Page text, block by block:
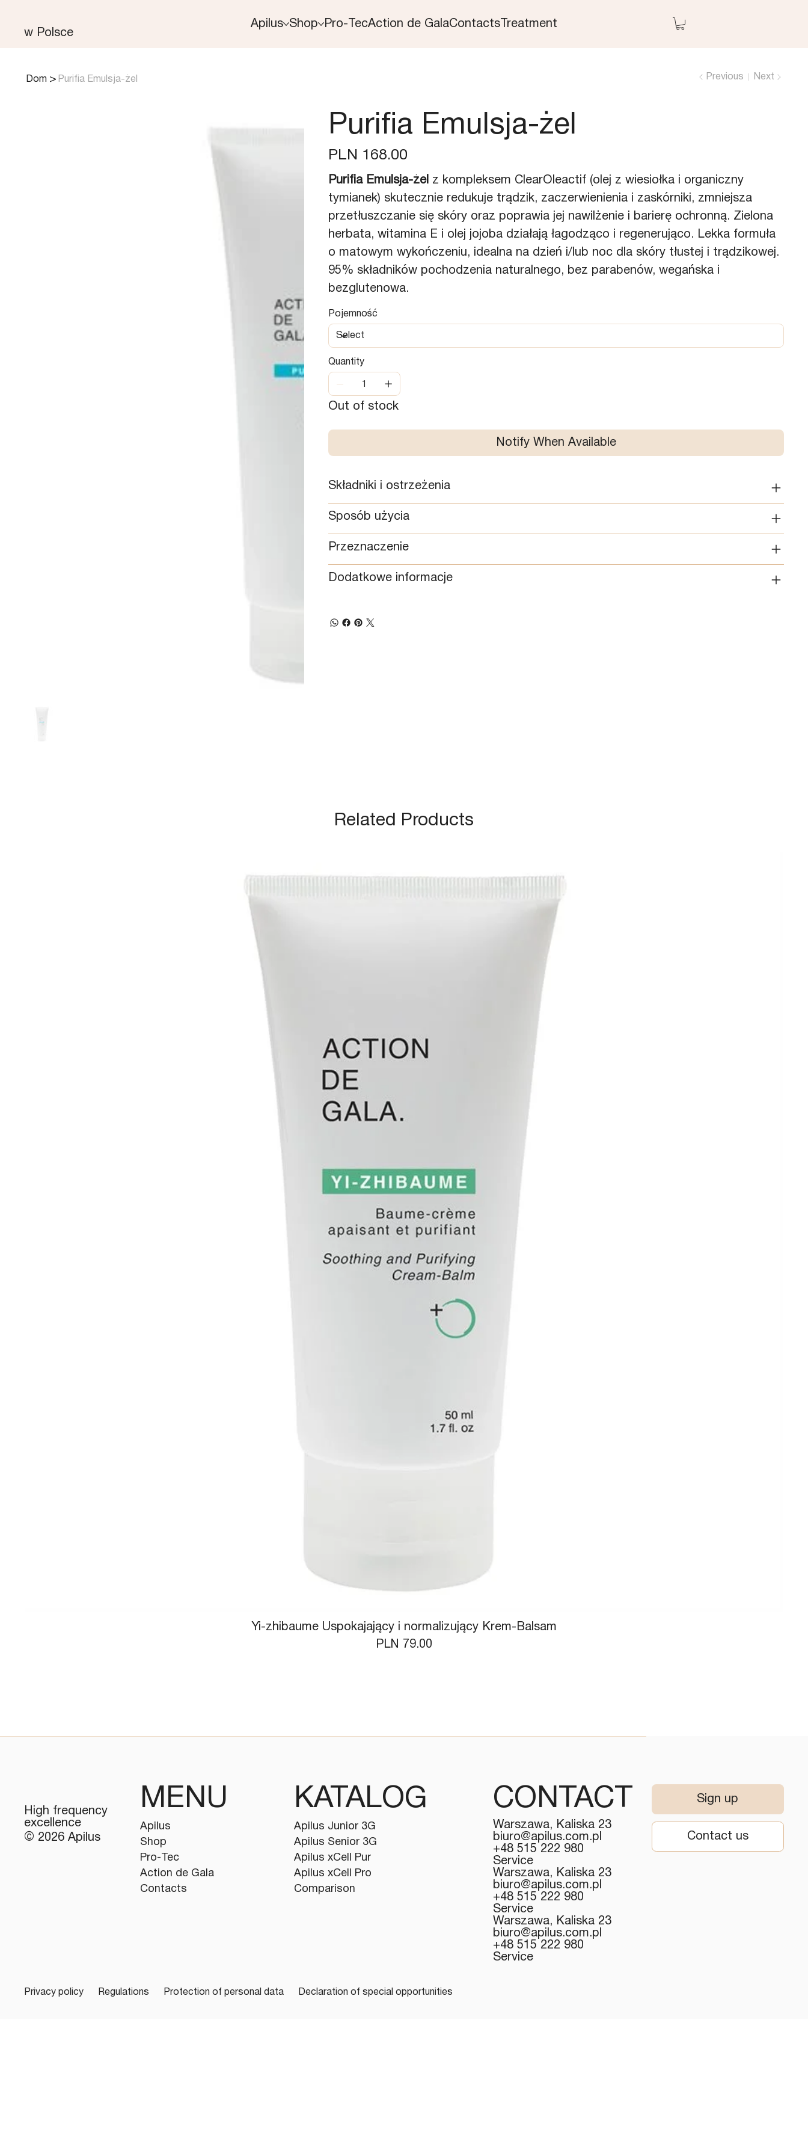
w Polsce
Apilus Shop Pro-TecAction de GalaContacts Treatment
Dom > Purifia Emulsja-żel Previous Next
Purifia Emulsja-żel
Price
PLN 168.00
Purifia Emulsja-żel z kompleksem ClearOleactif (olej z wiesiołka i organiczny
tymianek) skutecznie redukuje trądzik, zaczerwienienia i zaskórniki, zmniejsza
przetłuszczanie się skóry oraz poprawia jej nawilżenie i barierę ochronną. Zielona
herbata, witamina E i olej jojoba działają łagodząco i regenerująco. Lekka formuła
o matowym wykończeniu, idealna na dzień i/lub noc dla skóry tłustej i trądzikowej.
95% składników pochodzenia naturalnego, bez parabenów, wegańska i
bezglutenowa.
Pojemność
Quantity
Out of stock
Notify When Available
Składniki i ostrzeżenia
Sposób użycia
Przeznaczenie
Dodatkowe informacje
Related Products
Yi-zhibaume Uspokajający i normalizujący Krem-Balsam
Price
PLN 79.00
High frequency
excellence
© 2026 Apilus
Privacy policy Regulations Protection of personal data Declaration of special opportunities
MENU
Apilus
Shop
Pro-Tec
Action de Gala
Contacts
KATALOG
Apilus Junior 3G
Apilus Senior 3G
Apilus xCell Pur
Apilus xCell Pro
Comparison
CONTACT
Warszawa, Kaliska 23
biuro@apilus.com.pl
+48 515 222 980
Service
Warszawa, Kaliska 23
biuro@apilus.com.pl
+48 515 222 980
Service
Warszawa, Kaliska 23
biuro@apilus.com.pl
+48 515 222 980
Service
Sign up
Contact us